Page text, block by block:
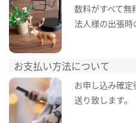
数料がすべて無
法人様の出張時
お支払い方法について
お申し込み確
送り致します。